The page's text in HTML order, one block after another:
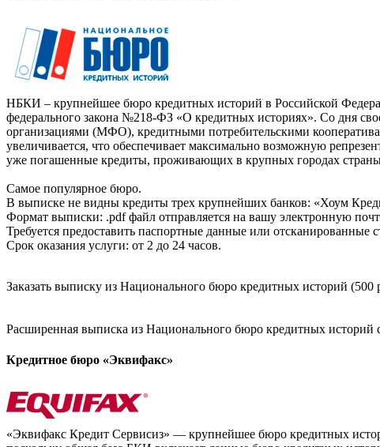
НБКИ – крупнейшее бюро кредитных историй в Российской
федерального закона №218-ФЗ «О кредитных историях». Со дня
организациями (МФО), кредитными потребительскими
увеличивается, что обеспечивает максимально возможную
уже погашенные кредиты, проживающих в крупных городах
Самое популярное бюро.
В выписке не видны кредиты трех крупнейших банков: «Хоум
Формат выписки: .pdf файл отправляется на вашу электронную
Требуется предоставить паспортные данные или
Срок оказания услуги: от 2 до 24 часов.
Заказать выписку из Национального бюро кредитных историй (500
Расширенная выписка из Национального бюро кредитных историй
Кредитное бюро «Эквифакс»
«Эквифакс Кредит Сервисиз» — крупнейшее бюро кредитных